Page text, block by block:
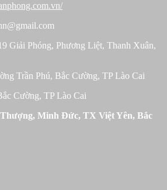
Giải Phóng, Phương Liệt, Thanh Xuân,
Trần Phú, Bắc Cường, TP Lào Cai
Cường, TP Lào Cai
Minh Đức, TX Việt Yên, Bắc